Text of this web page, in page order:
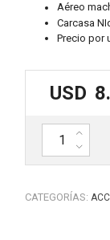
Aéreo
Carcasa
Precio por
USD
Conector
CATEGORÍAS: